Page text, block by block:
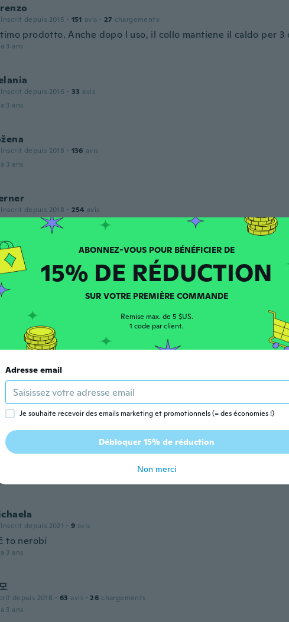
Inscrit depuis 2015 · 151 avis · 27 chargements
prodotto. Anche dopo l uso, il collo mantiene il caldo per 3
3 ans
Inscrit depuis 2016 · 33 avis
3 ans
Inscrit depuis 2018 · 136 avis
3 ans
Inscrit depuis 2018 · 254 avis
geliefert
3 ans
depuis 2018 · 287 avis 12 chargements
3 ans
Inscrit depuis 2017 4 chargements
helps
3 ans
depuis 2019 · 61 avis · 41 chargements
3 ans
depuis 2019
3 ans
Inscrit depuis 2021 · 9 avis
to nerobí
3 ans
depuis 2018 · 63 avis · 26 chargements
3 ans
15% DE RÉDUCTION
SUR VOTRE PREMIÈRE COMMANDE
Remise max. de 5 $US.
1 code par client.
Adresse email
Je souhaite recevoir des emails marketing et promotionnels (= des économies !)
Débloquer 15% de réduction
Non merci